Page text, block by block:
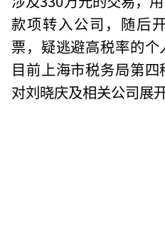
款项转入公司，随后
票，疑逃避高税率的个
目前上海市税务局第
对刘晓庆及相关公司展